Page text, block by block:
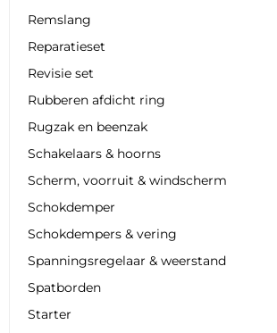
Remslang
Reparatieset
Revisie set
Rubberen afdicht ring
Rugzak en beenzak
Schakelaars & hoorns
Scherm, voorruit & windscherm
Schokdemper
Schokdempers & vering
Spanningsregelaar & weerstand
Spatborden
Starter